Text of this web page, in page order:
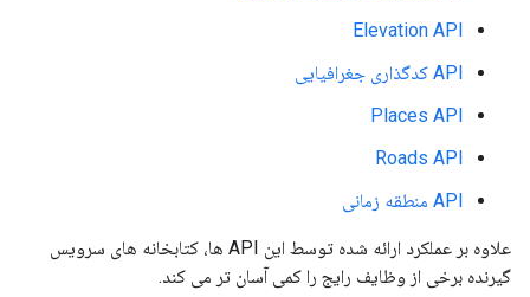
Elevation API
API کدگذاری جغرافیایی
Places API
Roads API
API منطقه زمانی
علاوه بر عملکرد ارائه شده توسط این API ها، کتابخانه های سرویس
گیرنده برخی از وظایف رایج را کمی آسان تر می کند.